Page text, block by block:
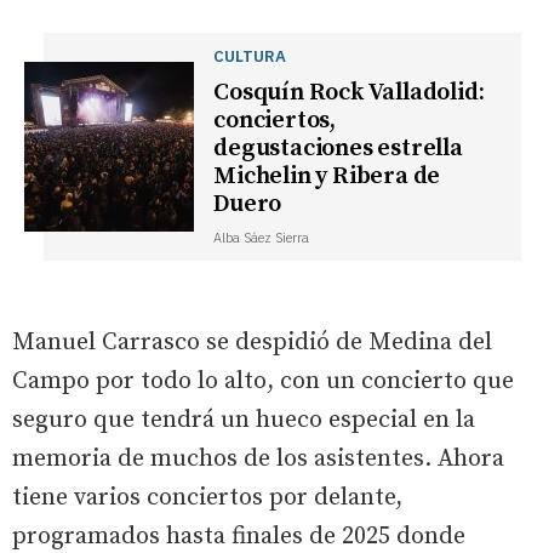
CULTURA
Cosquín Rock Valladolid:
conciertos,
degustaciones estrella
Michelin y Ribera de
Duero
Alba Sáez Sierra
Manuel Carrasco se despidió de Medina del
Campo por todo lo alto, con un concierto que
seguro que tendrá un hueco especial en la
memoria de muchos de los asistentes. Ahora
tiene varios conciertos por delante,
programados hasta finales de 2025 donde